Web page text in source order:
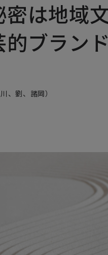
は地域文
的ブラン
、劉、諸岡）